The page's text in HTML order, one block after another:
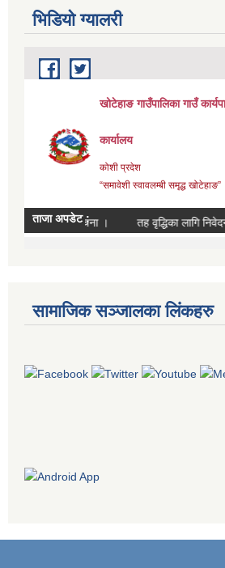
भिडियाे ग्यालरी
सामाजिक सञ्जालका लिंकहरु